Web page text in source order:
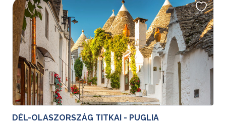
ide.
DÉL-OLASZORSZÁG TITKAI - PUGLIA